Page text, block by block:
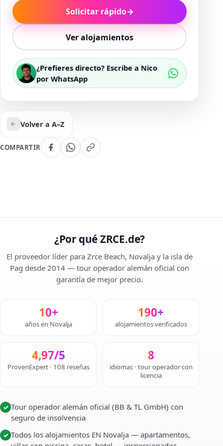
Solicitar rápido→
Ver alojamientos
¿Prefieres directo? Escribe a Nico
por WhatsApp
Volver a A–Z
COMPARTIR
¿Por qué ZRCE.de?
El proveedor líder para Zrce Beach, Novalja y la isla de
Pag desde 2014 — tour operador alemán oficial con
garantía de mejor precio.
10+
años en Novalja
190+
alojamientos verificados
4,97/5
ProvenExpert · 108 reseñas
8
idiomas · tour operador con
licencia
✓ Tour operador alemán oficial (BB & TL GmbH) con
seguro de insolvencia
✓ Todos los alojamientos EN Novalja — apartamentos,